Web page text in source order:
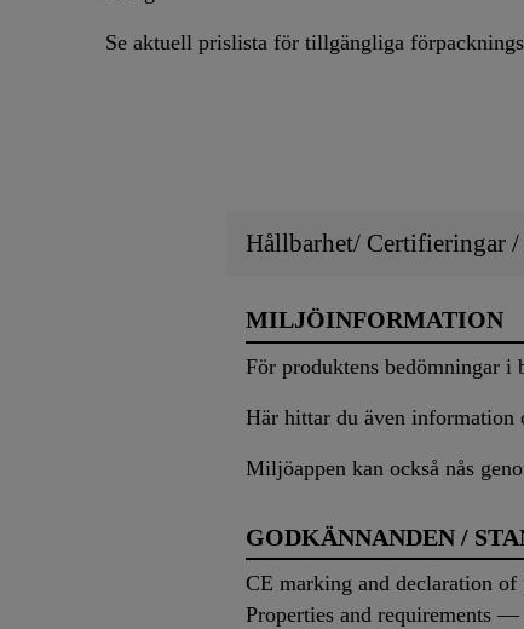
Se aktuell prislista för tillgängliga
Hållbarhet/ Certifieringar
MILJÖINFORMATION
För produktens bedömningar i
Här hittar du även information
Miljöappen kan också nås
GODKÄNNANDEN /
CE marking and declaration
Properties and requirements